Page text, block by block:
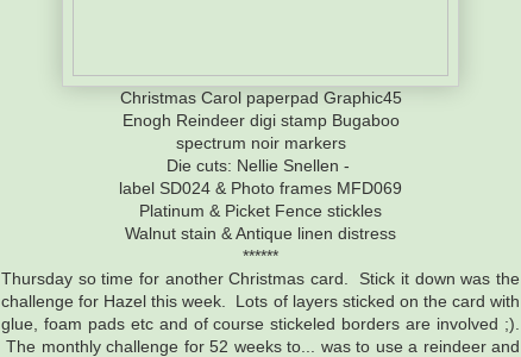
Christmas Carol paperpad Graphic45
Enogh Reindeer digi stamp Bugaboo
spectrum noir markers
Die cuts: Nellie Snellen -
label SD024 & Photo frames MFD069
Platinum & Picket Fence stickles
Walnut stain & Antique linen distress
******
Thursday so time for another Christmas card. Stick it down was the
challenge for Hazel this week. Lots of layers sticked on the card with
glue, foam pads etc and of course stickeled borders are involved ;).
The monthly challenge for 52 weeks to... was to use a reindeer and